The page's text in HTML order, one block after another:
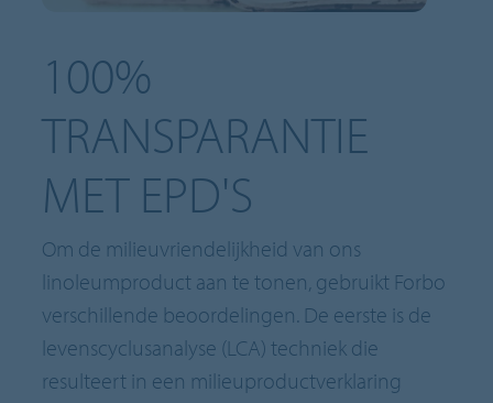
100%
TRANSPARANTIE
MET EPD'S
Om de milieuvriendelijkheid van ons
linoleumproduct aan te tonen, gebruikt Forbo
verschillende beoordelingen. De eerste is de
levenscyclusanalyse (LCA) techniek die
resulteert in een milieuproductverklaring